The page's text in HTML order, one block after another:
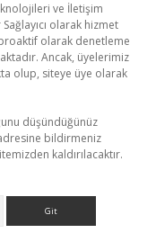
ve İletişim
olarak hizmet
olarak denetleme
Ancak, üyelerimiz
olup, siteye üye olarak
düşündüğünüz
bildirmeniz
kaldırılacaktır.